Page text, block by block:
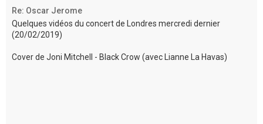
Re: Oscar Jerome
Quelques vidéos du concert de Londres mercredi dernier
(20/02/2019)
Cover de Joni Mitchell - Black Crow (avec Lianne La Havas)